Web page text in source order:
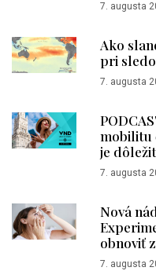
7. augusta
Ako
pri
7. augusta
mobilitu
je
7. augusta
Nová
obnoviť
7. augusta